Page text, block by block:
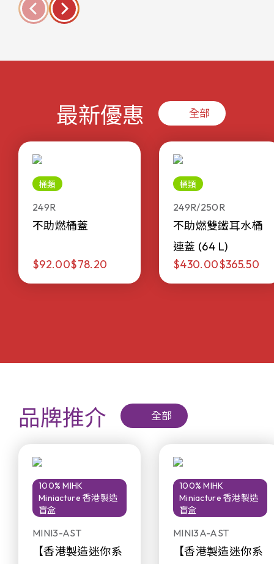
最新優惠 全部
桶類
249R
不助燃桶蓋
$92.00$78.20
桶類
249R/250R
不助燃雙鐵耳水桶
連蓋 (64 L)
$430.00$365.50
品牌推介 全部
100% MIHK
Miniacture 香港製造
盲盒
MINI3-AST
【香港製造迷你系
100% MIHK
Miniacture 香港製造
盲盒
MINI3A-AST
【香港製造迷你系